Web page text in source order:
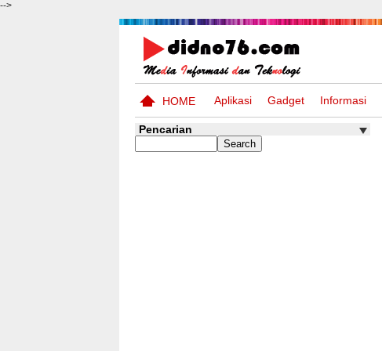
-->
HOME Aplikasi Gadget Informasi
Pencarian